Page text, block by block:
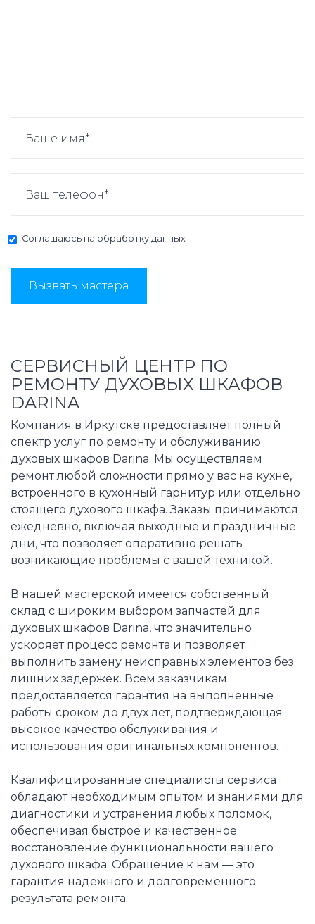
Соглашаюсь на обработку данных
Вызвать мастера
СЕРВИСНЫЙ ЦЕНТР ПО
РЕМОНТУ ДУХОВЫХ ШКАФОВ
DARINA
Компания в Иркутске предоставляет полный
спектр услуг по ремонту и обслуживанию
духовых шкафов Darina. Мы осуществляем
ремонт любой сложности прямо у вас на кухне,
встроенного в кухонный гарнитур или отдельно
стоящего духового шкафа. Заказы принимаются
ежедневно, включая выходные и праздничные
дни, что позволяет оперативно решать
возникающие проблемы с вашей техникой.
В нашей мастерской имеется собственный
склад с широким выбором запчастей для
духовых шкафов Darina, что значительно
ускоряет процесс ремонта и позволяет
выполнить замену неисправных элементов без
лишних задержек. Всем заказчикам
предоставляется гарантия на выполненные
работы сроком до двух лет, подтверждающая
высокое качество обслуживания и
использования оригинальных компонентов.
Квалифицированные специалисты сервиса
обладают необходимым опытом и знаниями для
диагностики и устранения любых поломок,
обеспечивая быстрое и качественное
восстановление функциональности вашего
духового шкафа. Обращение к нам — это
гарантия надежного и долговременного
результата ремонта.